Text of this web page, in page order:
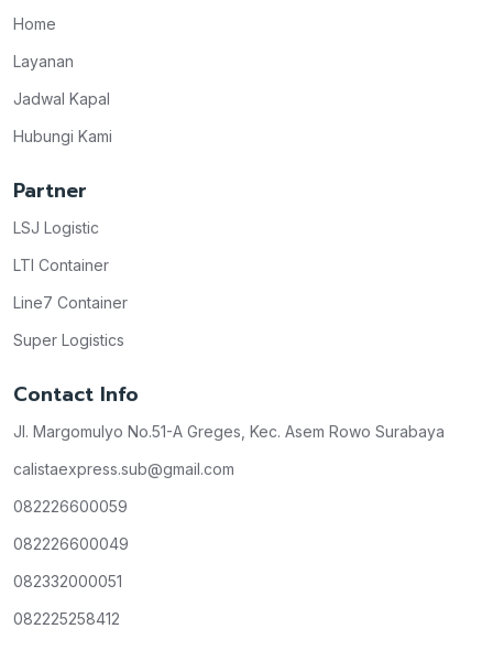
Home
Layanan
Jadwal Kapal
Hubungi Kami
Partner
LSJ Logistic
LTI Container
Line7 Container
Super Logistics
Contact Info
Jl. Margomulyo No.51-A Greges, Kec. Asem Rowo Surabaya
calistaexpress.sub@gmail.com
082226600059
082226600049
082332000051
082225258412